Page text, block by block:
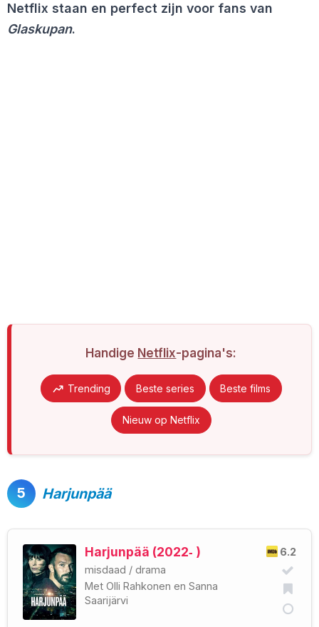
Netflix staan en perfect zijn voor fans van
Glaskupan.
Handige Netflix-pagina's:
Trending Beste series Beste films
Nieuw op Netflix
5 Harjunpää
6.2
Harjunpää (2022‑ )
misdaad / drama
Met Olli Rahkonen en Sanna
Saarijärvi